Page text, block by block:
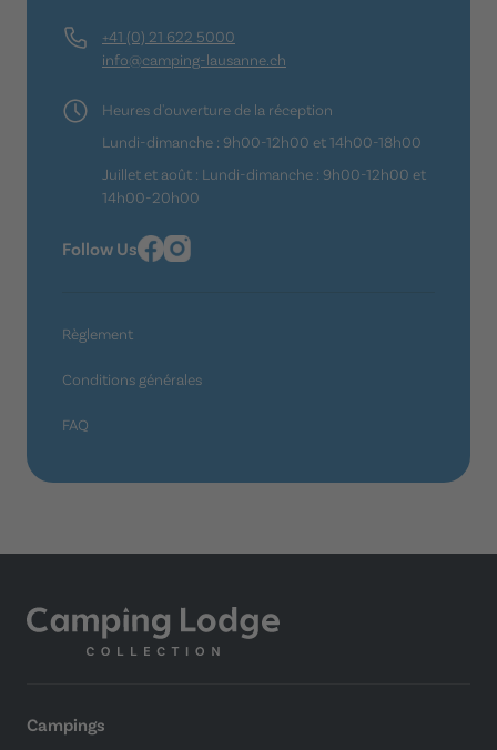
+41 (0) 21 622 5000
info@camping-lausanne.ch
Heures d'ouverture de la réception
Lundi-dimanche : 9h00-12h00 et 14h00-18h00
Juillet et août : Lundi-dimanche : 9h00-12h00 et
14h00-20h00
Follow Us
Règlement
Conditions générales
FAQ
Campings